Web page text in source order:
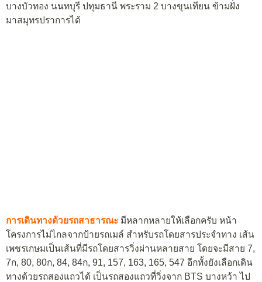
บางบัวทอง นนทบุรี ปทุมธานี พระราม 2 บางขุนเทียน ข้ามฝั่ง
มาสมุทรปราการได้
การเดินทางด้วยรถสาธารณะ มีหลากหลายให้เลือกครับ หน้า
โครงการไม่ไกลจากป้ายรถเมล์ สำหรับรถโดยสารประจำทาง เส้น
เพชรเกษมเป็นเส้นที่มีรถโดยสารวิ่งผ่านหลายสาย โดยจะมีสาย 7,
7ก, 80, 80ก, 84, 84ก, 91, 157, 163, 165, 547 อีกทั้งยังเลือกเดิน
ทางด้วยรถสองแถวได้ เป็นรถสองแถวที่วิ่งจาก BTS บางหว้า ไป